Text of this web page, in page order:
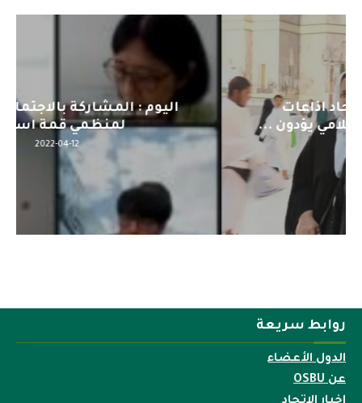
اليوم : المشاركة بالاجتماع التحضيري
لمنظمي قمة اسيا...
2022-04-12
روابط سريعة
الدول الأعضاء
عن OSBU